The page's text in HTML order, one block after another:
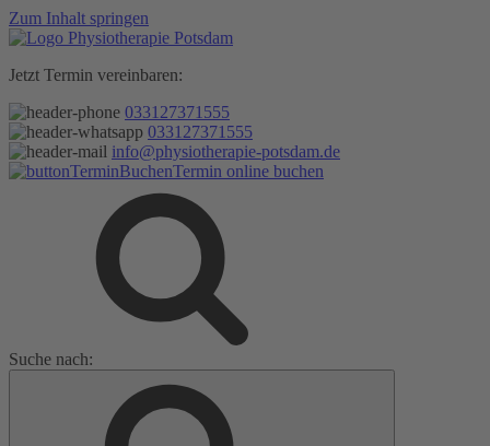
Zum Inhalt springen
Jetzt Termin vereinbaren:
033127371555
033127371555
info@physiotherapie-potsdam.de
Termin online buchen
Suche nach: